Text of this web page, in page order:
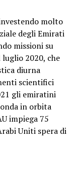
molto
degli Emirati
missioni su
2020, che
diurna
scientifici
gli emiratini
in orbita
impiega 75
Uniti spera di